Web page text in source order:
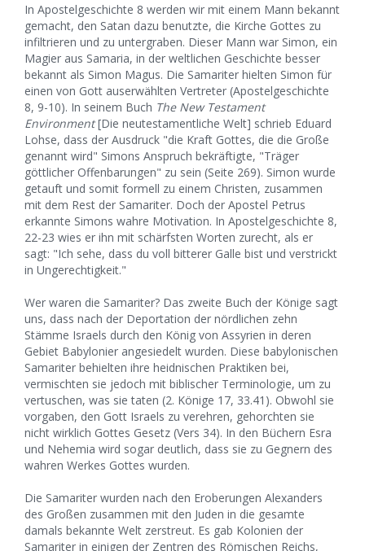
In Apostelgeschichte 8 werden wir mit einem Mann bekannt
gemacht, den Satan dazu benutzte, die Kirche Gottes zu
infiltrieren und zu untergraben. Dieser Mann war Simon, ein
Magier aus Samaria, in der weltlichen Geschichte besser
bekannt als Simon Magus. Die Samariter hielten Simon für
einen von Gott auserwählten Vertreter (Apostelgeschichte
8, 9-10). In seinem Buch The New Testament
Environment[Die neutestamentliche Welt] schrieb Eduard
Lohse, dass der Ausdruck "die Kraft Gottes, die die Große
genannt wird" Simons Anspruch bekräftigte, "Träger
göttlicher Offenbarungen" zu sein (Seite 269). Simon wurde
getauft und somit formell zu einem Christen, zusammen
mit dem Rest der Samariter. Doch der Apostel Petrus
erkannte Simons wahre Motivation. In Apostelgeschichte 8,
22-23 wies er ihn mit schärfsten Worten zurecht, als er
sagt: "Ich sehe, dass du voll bitterer Galle bist und verstrickt
in Ungerechtigkeit."
Wer waren die Samariter? Das zweite Buch der Könige sagt
uns, dass nach der Deportation der nördlichen zehn
Stämme Israels durch den König von Assyrien in deren
Gebiet Babylonier angesiedelt wurden. Diese babylonischen
Samariter behielten ihre heidnischen Praktiken bei,
vermischten sie jedoch mit biblischer Terminologie, um zu
vertuschen, was sie taten (2. Könige 17, 33.41). Obwohl sie
vorgaben, den Gott Israels zu verehren, gehorchten sie
nicht wirklich Gottes Gesetz (Vers 34). In den Büchern Esra
und Nehemia wird sogar deutlich, dass sie zu Gegnern des
wahren Werkes Gottes wurden.
Die Samariter wurden nach den Eroberungen Alexanders
des Großen zusammen mit den Juden in die gesamte
damals bekannte Welt zerstreut. Es gab Kolonien der
Samariter in einigen der Zentren des Römischen Reichs,